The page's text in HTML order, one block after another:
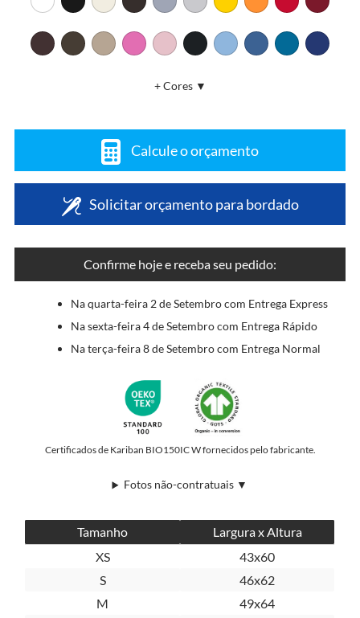
+ Cores ▼
Calcule o orçamento
Solicitar orçamento para bordado
Confirme hoje e receba seu pedido:
Na quarta-feira 2 de Setembro com Entrega Express
Na sexta-feira 4 de Setembro com Entrega Rápido
Na terça-feira 8 de Setembro com Entrega Normal
Certificados de Kariban BIO150IC W fornecidos pelo fabricante.
Fotos não-contratuais ▼
Tamanho
Largura x Altura
XS
43x60
S
46x62
M
49x64